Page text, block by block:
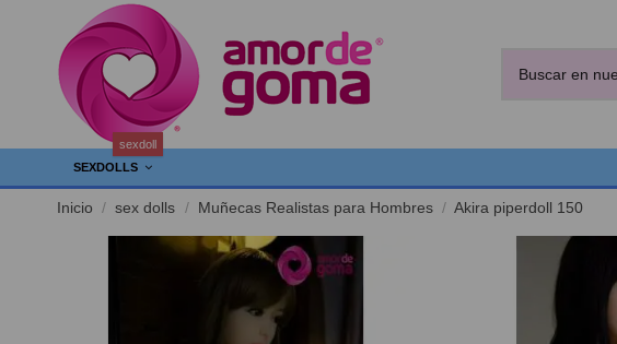
SEXDOLLS
sexdoll
Inicio sex dolls Muñecas Realistas para Hombres Akira piperdoll 150